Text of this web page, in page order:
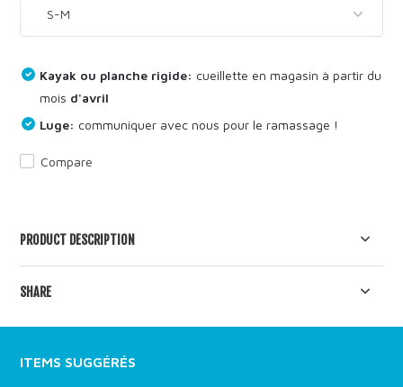
Kayak ou planche rigide: cueillette en magasin à partir du
mois d'avril
Luge: communiquer avec nous pour le ramassage !
Compare
PRODUCT DESCRIPTION
SHARE
ITEMS SUGGÉRÉS